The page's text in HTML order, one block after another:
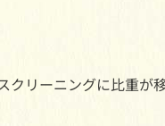
クリーニングに比重が